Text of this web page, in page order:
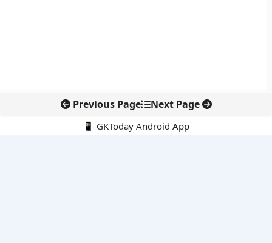
Previous Page Next Page
📱 GKToday Android App